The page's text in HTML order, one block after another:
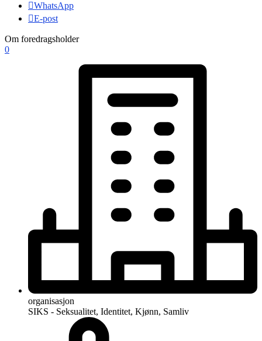
WhatsApp
E-post
Om foredragsholder
0
organisasjon
SIKS - Seksualitet, Identitet, Kjønn, Samliv